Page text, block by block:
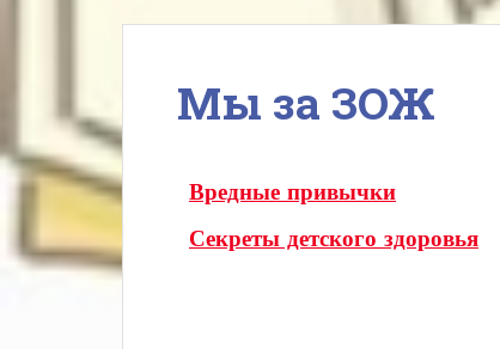
Мы за ЗОЖ
Вредные привычки
Секреты детского здоровья